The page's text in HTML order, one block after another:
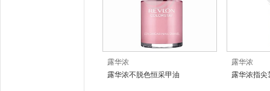
露华浓
露华浓不脱色恒采甲油
露华浓
露华浓指尖